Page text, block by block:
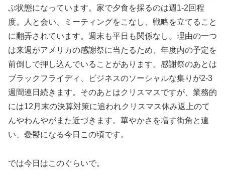
ぷ状態になっています。家で夕食を採るのは週1-2回程
度。人と会い、ミーティングをこなし、戦略を立てること
に翻弄されています。週末も平日も関係なし。理由の一つ
は来週がアメリカの感謝祭に当たるため、年度内の予定を
前倒しで押し込んでいることがあります。感謝祭のあとは
ブラックフライディ、ビジネスのソーシャルな集りが2-3
週間連日続きます。そのあとはクリスマスですが、業務的
には12月末の決算対策に追われクリスマス休み返上のて
んやわんやがまた近づきます。華やかさを増す街角と違
い、憂鬱になる今日この頃です。
では今日はこのぐらいで。